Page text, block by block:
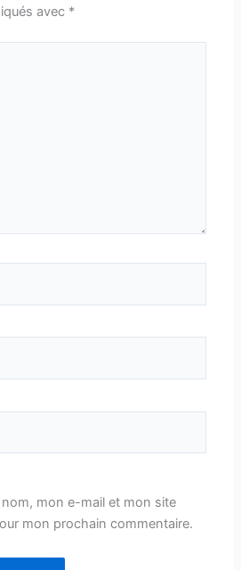
avec *
mon e-mail et mon site
mon prochain commentaire.